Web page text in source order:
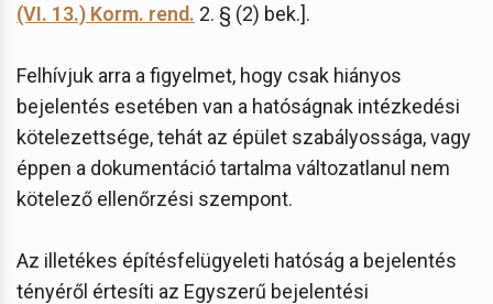
(VI. 13.) Korm. rend. 2. § (2) bek.].
Felhívjuk arra a figyelmet, hogy csak hiányos
bejelentés esetében van a hatóságnak intézkedési
kötelezettsége, tehát az épület szabályossága, vagy
éppen a dokumentáció tartalma változatlanul nem
kötelező ellenőrzési szempont.
Az illetékes építésfelügyeleti hatóság a bejelentés
tényéről értesíti az Egyszerű bejelentési